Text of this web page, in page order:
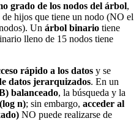
grado de los nodos del árbol,
hijos que tiene un nodo (NO el
Un árbol binario tiene
lleno de 15 nodos tiene
rápido a los datos y se
datos jerarquizados. En un
balanceado, la búsqueda y la
n); sin embargo, acceder al
NO puede realizarse de